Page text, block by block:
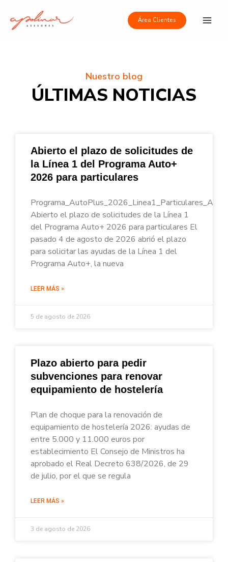
contenido
Área Clientes
Nuestro blog
ÚLTIMAS NOTICIAS
Abierto el plazo de solicitudes de
la Línea 1 del Programa Auto+
2026 para particulares
Abierto el plazo de solicitudes de la Línea 1
del Programa Auto+ 2026 para particulares El
pasado 4 de agosto de 2026 abrió el plazo
para solicitar las ayudas de la Línea 1 del
Programa Auto+, la nueva
LEER MÁS »
5 de agosto de 2026
Plazo abierto para pedir
subvenciones para renovar
equipamiento de hostelería
Plan de choque para la renovación de
equipamiento de hostelería 2026: ayudas de
entre 5.000 y 11.000 euros por
establecimiento El Consejo de Ministros ha
aprobado el Real Decreto 638/2026, de 29
de julio, por el que se regula
LEER MÁS »
3 de agosto de 2026